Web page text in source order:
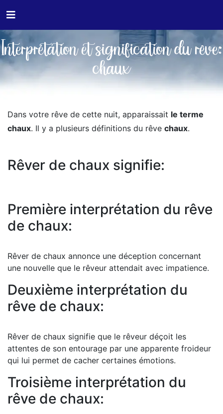
Interprétation et signification du rêve:
chaux
Dans votre rêve de cette nuit, apparaissait le terme
chaux. Il y a plusieurs définitions du rêve chaux.
Rêver de chaux signifie:
Première interprétation du rêve
de chaux:
Rêver de chaux annonce une déception concernant
une nouvelle que le rêveur attendait avec impatience.
Deuxième interprétation du
rêve de chaux:
Rêver de chaux signifie que le rêveur déçoit les
attentes de son entourage par une apparente froideur
qui lui permet de cacher certaines émotions.
Troisième interprétation du
rêve de chaux: